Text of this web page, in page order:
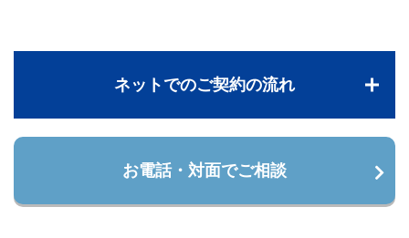
ネットでのご契約の流れ
お電話・対面でご相談